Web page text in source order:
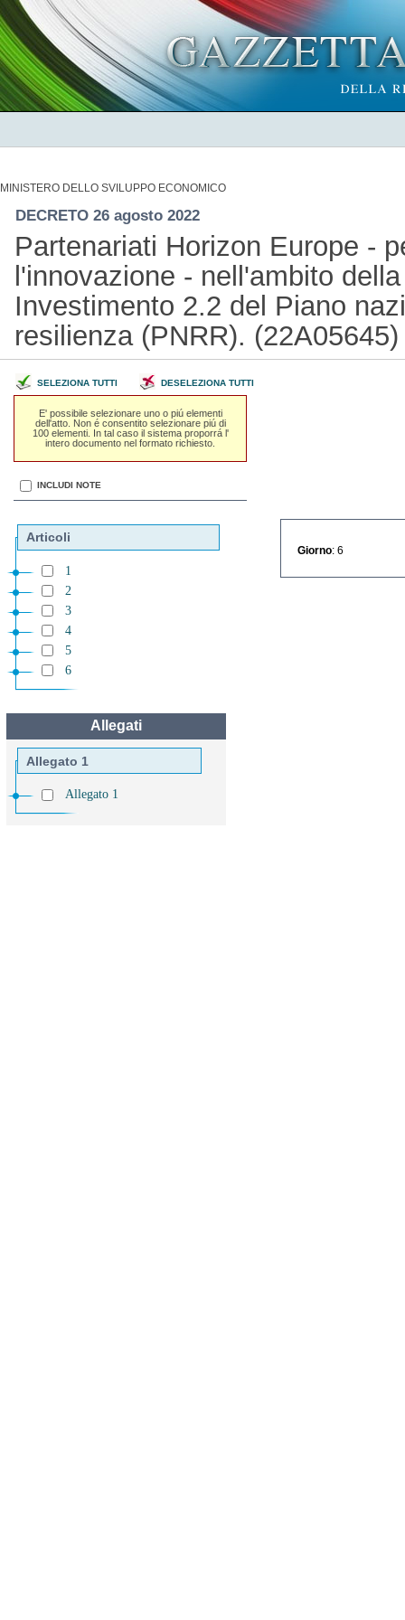
MINISTERO DELLO SVILUPPO ECONOMICO
DECRETO 26 agosto 2022
Partenariati Horizon Europe -
l'innovazione - nell'ambito
Investimento 2.2 del Piano
resilienza (PNRR).
SELEZIONA TUTTI DESELEZIONA TUTTI
E' possibile selezionare uno o piú elementi
dell'atto. Non é consentito selezionare piú di
100 elementi. In tal caso il sistema proporrá l'
intero documento nel formato richiesto.
INCLUDI NOTE
Articoli
1
2
3
4
5
6
Allegati
Allegato 1
Allegato 1
Giorno : 6